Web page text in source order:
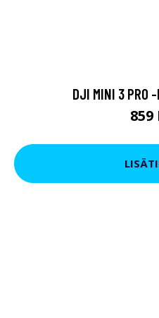
DJI MINI 3 PRO -
859